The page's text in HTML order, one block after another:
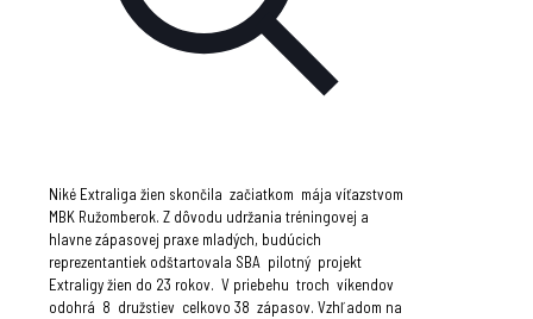
Niké Extraliga žien skončila začiatkom mája víťazstvom
MBK Ružomberok. Z dôvodu udržania tréningovej a
hlavne zápasovej praxe mladých, budúcich
reprezentantiek odštartovala SBA pilotný projekt
Extraligy žien do 23 rokov. V priebehu troch víkendov
odohrá 8 družstiev celkovo 38 zápasov. Vzhľadom na